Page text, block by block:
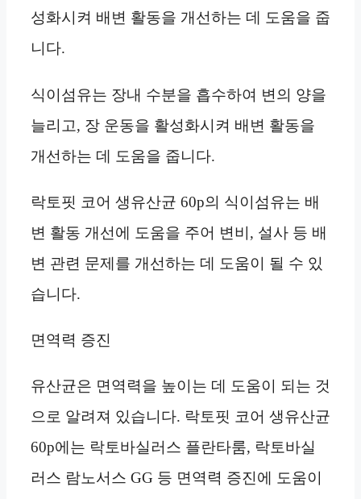
성화시켜 배변 활동을 개선하는 데 도움을 줍
니다.
식이섬유는 장내 수분을 흡수하여 변의 양을
늘리고, 장 운동을 활성화시켜 배변 활동을
개선하는 데 도움을 줍니다.
락토핏 코어 생유산균 60p의 식이섬유는 배
변 활동 개선에 도움을 주어 변비, 설사 등 배
변 관련 문제를 개선하는 데 도움이 될 수 있
습니다.
면역력 증진
유산균은 면역력을 높이는 데 도움이 되는 것
으로 알려져 있습니다. 락토핏 코어 생유산균
60p에는 락토바실러스 플란타룸, 락토바실
러스 람노서스 GG 등 면역력 증진에 도움이